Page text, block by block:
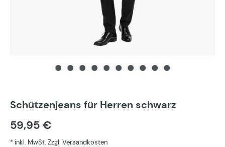
Schützenjeans für Herren schwarz
59,95 €
* inkl. MwSt. Zzgl. Versandkosten